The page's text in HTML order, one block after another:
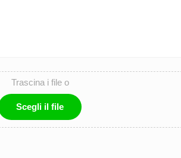
Trascina i file o
Scegli il file